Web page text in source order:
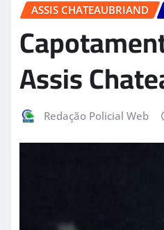
ASSIS CHATEAUBRIAND
Assis
Redação Policial Web